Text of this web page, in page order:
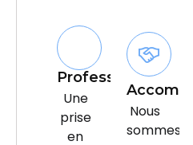
Professionnalisme
Une
prise
en
Nous
sommes